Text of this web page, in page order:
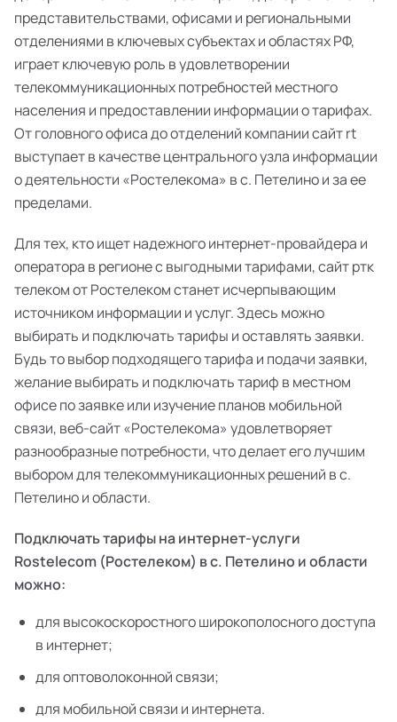
представительствами, офисами и региональными
отделениями в ключевых субъектах и областях РФ,
играет ключевую роль в удовлетворении
телекоммуникационных потребностей местного
населения и предоставлении информации о тарифах.
От головного офиса до отделений компании сайт rt
выступает в качестве центрального узла информации
о деятельности «Ростелекома» в с. Петелино и за ее
пределами.
Для тех, кто ищет надежного интернет-провайдера и
оператора в регионе с выгодными тарифами, сайт ртк
телеком от Ростелеком станет исчерпывающим
источником информации и услуг. Здесь можно
выбирать и подключать тарифы и оставлять заявки.
Будь то выбор подходящего тарифа и подачи заявки,
желание выбирать и подключать тариф в местном
офисе по заявке или изучение планов мобильной
связи, веб-сайт «Ростелекома» удовлетворяет
разнообразные потребности, что делает его лучшим
выбором для телекоммуникационных решений в с.
Петелино и области.
Подключать тарифы на интернет-услуги
Rostelecom (Ростелеком) в с. Петелино и области
можно:
для высокоскоростного широкополосного доступа
в интернет;
для оптоволоконной связи;
для мобильной связи и интернета.